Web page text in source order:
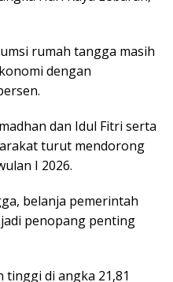
rumah tangga masih
dengan
dan Idul Fitri serta
turut mendorong
I 2026.
belanja pemerintah
penopang penting
di angka 21,81